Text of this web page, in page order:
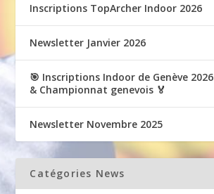
Inscriptions TopArcher Indoor 2026
Newsletter Janvier 2026
🎯 Inscriptions Indoor de Genève 2026
& Championnat genevois 🏅
Newsletter Novembre 2025
Catégories News